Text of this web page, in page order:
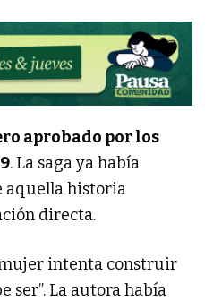
aprobado por los
. La saga ya había
aquella historia
directa.
intenta construir
ser”. La autora había